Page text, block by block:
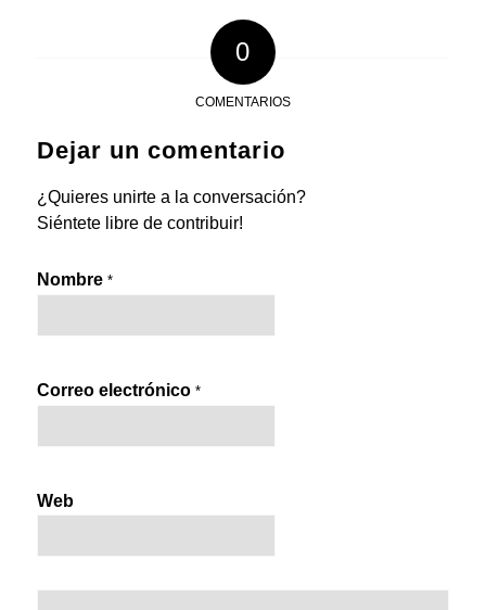
0
COMENTARIOS
Dejar un comentario
¿Quieres unirte a la conversación?
Siéntete libre de contribuir!
Nombre *
Correo electrónico *
Web